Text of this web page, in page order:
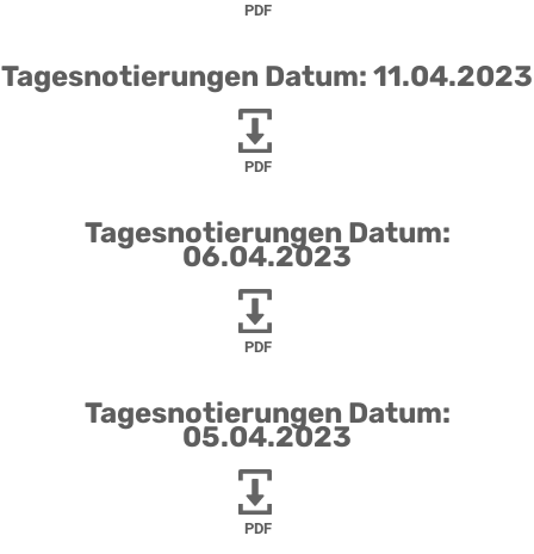
PDF
Tagesnotierungen Datum: 11.04.2023
PDF
Tagesnotierungen Datum:
06.04.2023
PDF
Tagesnotierungen Datum:
05.04.2023
PDF